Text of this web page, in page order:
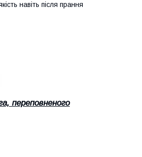
навіть після прання
переповненого